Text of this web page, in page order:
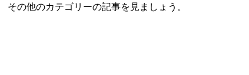
その他のカテゴリーの記事を見ましょう。